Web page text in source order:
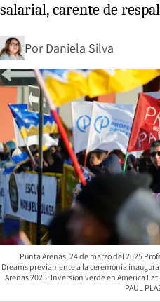
salarial, carente de
Por Daniela Silva
Punta Arenas, 24 de marzo del 2025
Dreams previamente a la ceremonia
Arenas 2025: Inversion verde en America
PAUL